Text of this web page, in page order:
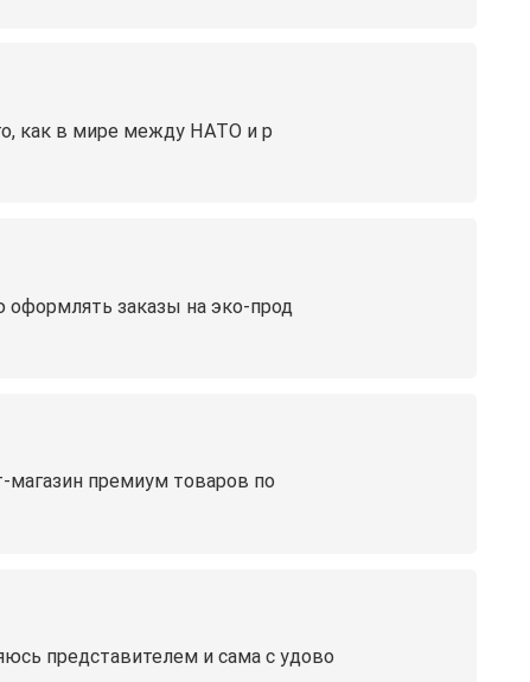
как в мире между НАТО и р
заказы на эко-прод
магазин премиум товаров по
пpeдcтавителем и сaмa с удовo